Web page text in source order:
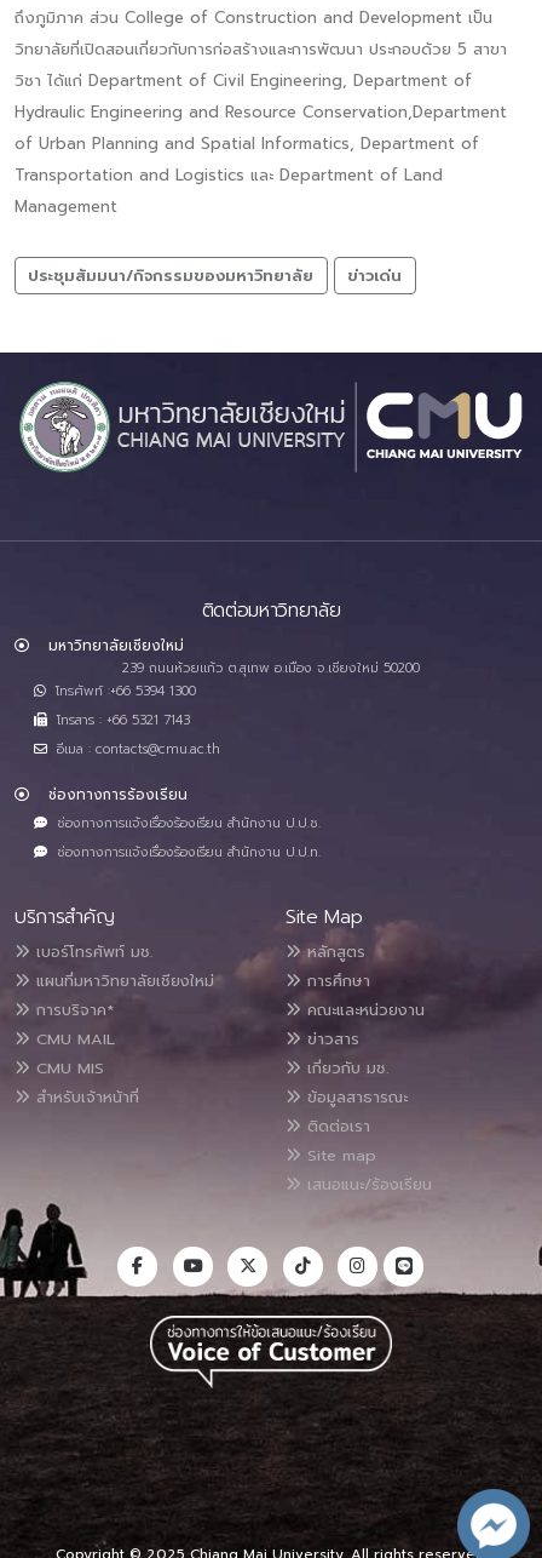
ถึงภูมิภาค ส่วน College of Construction and Development เป็น
วิทยาลัยที่เปิดสอนเกี่ยวกับการก่อสร้างและการพัฒนา ประกอบด้วย 5 สาขา
วิชา ได้แก่ Department of Civil Engineering, Department of
Hydraulic Engineering and Resource Conservation,Department
of Urban Planning and Spatial Informatics, Department of
Transportation and Logistics และ Department of Land
Management
ประชุมสัมมนา/กิจกรรมของมหาวิทยาลัย ข่าวเด่น
ติดต่อมหาวิทยาลัย
มหาวิทยาลัยเชียงใหม่
239 ถนนห้วยแก้ว ต.สุเทพ อ.เมือง จ.เชียงใหม่ 50200
โทรศัพท์ :+66 5394 1300
โทรสาร : +66 5321 7143
อีเมล : contacts@cmu.ac.th
ช่องทางการร้องเรียน
ช่องทางการแจ้งเรื่องร้องเรียน สำนักงาน ป.ป.ช.
ช่องทางการแจ้งเรื่องร้องเรียน สำนักงาน ป.ป.ท.
บริการสำคัญ
เบอร์โทรศัพท์ มช.
แผนที่มหาวิทยาลัยเชียงใหม่
การบริจาค*
CMU MAIL
CMU MIS
สำหรับเจ้าหน้าที่
Site Map
หลักสูตร
การศึกษา
คณะและหน่วยงาน
ข่าวสาร
เกี่ยวกับ มช.
ข้อมูลสาธารณะ
ติดต่อเรา
Site map
เสนอแนะ/ร้องเรียน